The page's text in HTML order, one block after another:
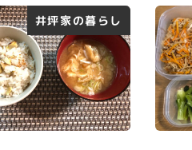
井坪家の暮らし